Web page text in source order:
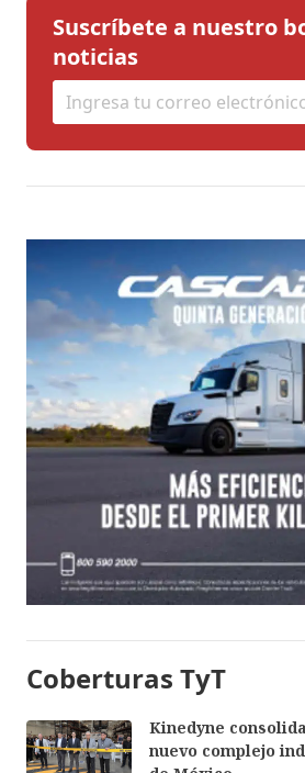
Suscríbete a nuestro
noticias
Coberturas TyT
Kinedyne
nuevo complejo